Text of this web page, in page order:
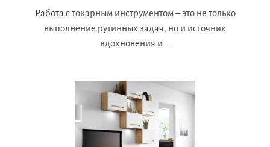
Работа с токарным инструментом – это не только
выполнение рутинных задач, но и источник
вдохновения и...